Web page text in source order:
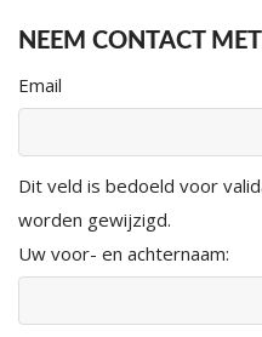
NEEM CONTACT
Email
Dit veld is bedoeld voor
worden gewijzigd.
Uw voor- en achternaam: